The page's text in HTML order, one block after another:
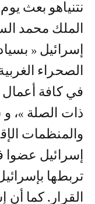
الملك محمد
إسرائيل «
الصحراء
في كافة أعمال
ذات الصلة »، و
والمنظمات
إسرائيل عضوا
تربطها
القرار. كما أن